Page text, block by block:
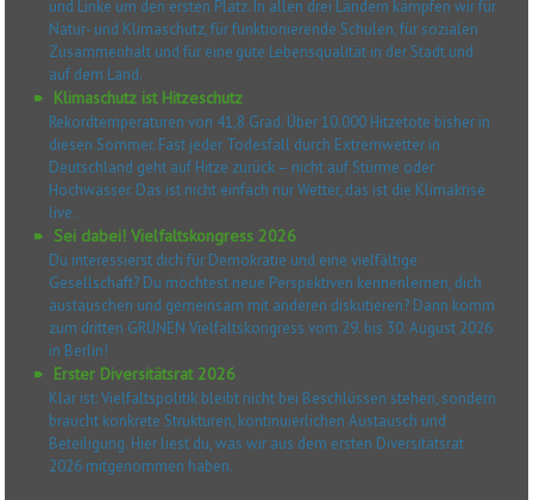
und Linke um den ersten Platz. In allen drei Ländern kämpfen wir für
Natur- und Klimaschutz, für funktionierende Schulen, für sozialen
Zusammenhalt und für eine gute Lebensqualität in der Stadt und
auf dem Land.
Klimaschutz ist Hitzeschutz
Rekordtemperaturen von 41,8 Grad. Über 10.000 Hitzetote bisher in
diesen Sommer. Fast jeder Todesfall durch Extremwetter in
Deutschland geht auf Hitze zurück – nicht auf Stürme oder
Hochwasser. Das ist nicht einfach nur Wetter, das ist die Klimakrise
live.
Sei dabei! Vielfaltskongress 2026
Du interessierst dich für Demokratie und eine vielfältige
Gesellschaft? Du möchtest neue Perspektiven kennenlernen, dich
austauschen und gemeinsam mit anderen diskutieren? Dann komm
zum dritten GRÜNEN Vielfaltskongress vom 29. bis 30. August 2026
in Berlin!
Erster Diversitätsrat 2026
Klar ist: Vielfaltspolitik bleibt nicht bei Beschlüssen stehen, sondern
braucht konkrete Strukturen, kontinuierlichen Austausch und
Beteiligung. Hier liest du, was wir aus dem ersten Diversitätsrat
2026 mitgenommen haben.